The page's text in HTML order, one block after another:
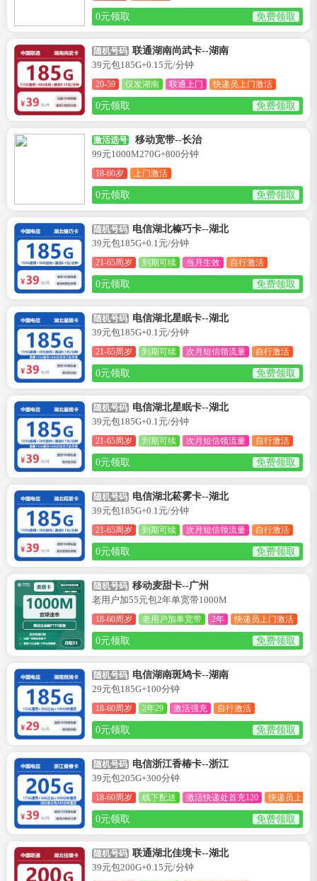
0元领取 免费领取
随机号码 联通湖南尚武卡--湖南
39元包185G+0.15元/分钟
20-59 仅发湖南 联通上门 快递员上门激活
0元领取 免费领取
激活选号
移动宽带--长治
99元1000M270G+800分钟
18-60岁 上门激活
0元领取 免费领取
随机号码 电信湖北榛巧卡--湖北
39元包185G+0.1元/分钟
21-65周岁 到期可续 当月生效 自行激活
0元领取 免费领取
随机号码 电信湖北星眠卡--湖北
39元包185G+0.1元/分钟
21-65周岁 到期可续 次月短信领流量 自行激活
0元领取 免费领取
随机号码 电信湖北星眠卡--湖北
39元包185G+0.1元/分钟
21-65周岁 到期可续 次月短信领流量 自行激活
0元领取 免费领取
随机号码 电信湖北菘雾卡--湖北
39元包185G+0.1元/分钟
21-65周岁 到期可续 次月短信领流量 自行激活
0元领取 免费领取
随机号码 移动麦甜卡--广州
老用户加55元包2年单宽带1000M
18-60周岁 老用户加单宽带 2年 快递员上门激活
0元领取 免费领取
随机号码 电信湖南斑鸠卡--湖南
29元包185G+100分钟
18-60周岁 2年29 激活强充 自行激活
0元领取 免费领取
随机号码 电信浙江香椿卡--浙江
39元包205G+300分钟
18-60周岁 线下配送 激活快递处首充120 快递员上门
0元领取 免费领取
随机号码 联通湖北佳境卡--湖北
39元包200G+0.15元/分钟